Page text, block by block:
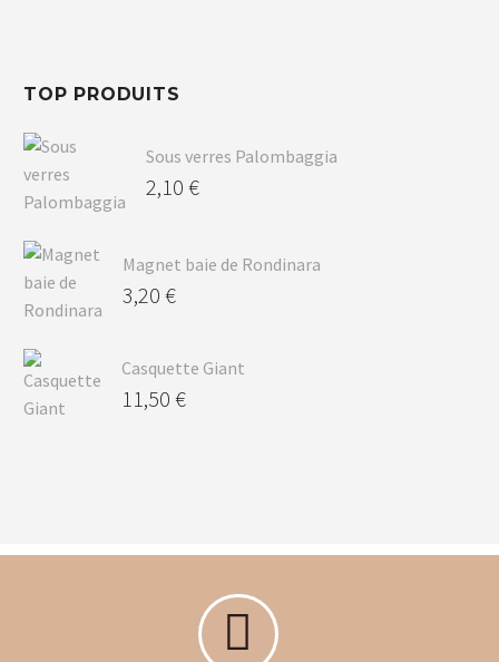
TOP PRODUITS
Sous verres Palombaggia
2,10 €
Magnet baie de Rondinara
3,20 €
Casquette Giant
11,50 €

